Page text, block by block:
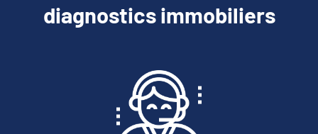
diagnostics immobiliers